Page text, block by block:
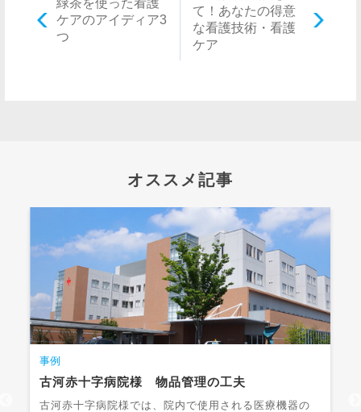
ケアのアイディア3
つ
て！あなたの得意
な看護技術・看護
ケア
オススメ記事
事例
古河赤十字病院様 物品管理の工夫
古河赤十字病院様では、院内で使用される医療機器の